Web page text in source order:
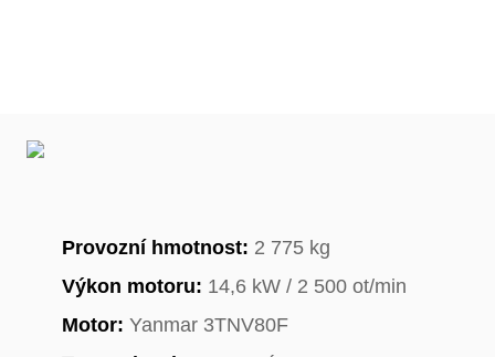
Provozní hmotnost: 2 775 kg
Výkon motoru: 14,6 kW / 2 500 ot/min
Motor: Yanmar 3TNV80F